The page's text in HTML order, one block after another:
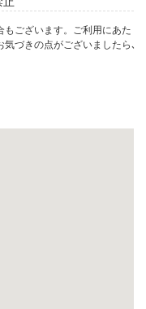
ございます。ご利用にあた
づきの点がございましたら､